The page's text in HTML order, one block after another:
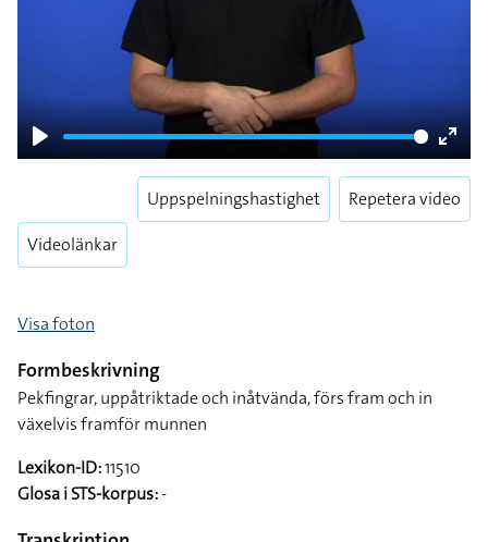
Play
Enter
Videolänkar
Uppspelningshastighet Repetera video
Visa foton
Formbeskrivning
Pekfingrar, uppåtriktade och inåtvända, förs fram och in
växelvis framför munnen
Lexikon-ID:11510
Glosa i STS-korpus:-